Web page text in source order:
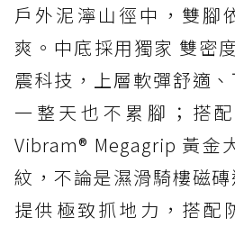
戶外泥濘山徑中，雙腳
爽。中底採用獨家 雙密
震科技，上層軟彈舒適
一整天也不累腳；搭
Vibram® Megagrip 黃金
紋，不論是濕滑騎樓磁
提供極致抓地力，搭配